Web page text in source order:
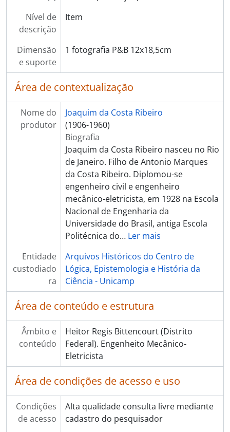
[Série] PM - Pós-Morte
Nível de
descrição
Item
Dimensão
e suporte
1 fotografia P&B 12x18,5cm
Área de contextualização
Nome do
produtor
Joaquim da Costa Ribeiro
(1906-1960)
Biografia
Joaquim da Costa Ribeiro nasceu no Rio
de Janeiro. Filho de Antonio Marques
da Costa Ribeiro. Diplomou-se
engenheiro civil e engenheiro
mecânico-eletricista, em 1928 na Escola
Nacional de Engenharia da
Universidade do Brasil, antiga Escola
Politécnica do… Ler mais
Entidade
custodiado
ra
Arquivos Históricos do Centro de
Lógica, Epistemologia e História da
Ciência - Unicamp
Área de conteúdo e estrutura
Âmbito e
conteúdo
Heitor Regis Bittencourt (Distrito
Federal). Engenheito Mecânico-
Eletricista
Área de condições de acesso e uso
Condições
de acesso
Alta qualidade consulta livre mediante
cadastro do pesquisador